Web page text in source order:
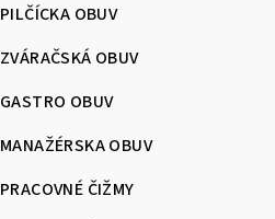
PILČÍCKA OBUV
ZVÁRAČSKÁ OBUV
GASTRO OBUV
MANAŽÉRSKA OBUV
PRACOVNÉ ČIŽMY